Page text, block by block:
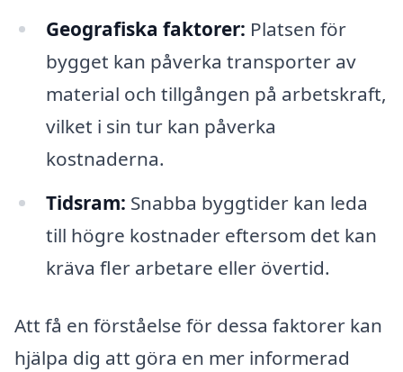
Geografiska faktorer: Platsen för
bygget kan påverka transporter av
material och tillgången på arbetskraft,
vilket i sin tur kan påverka
kostnaderna.
Tidsram: Snabba byggtider kan leda
till högre kostnader eftersom det kan
kräva fler arbetare eller övertid.
Att få en förståelse för dessa faktorer kan
hjälpa dig att göra en mer informerad